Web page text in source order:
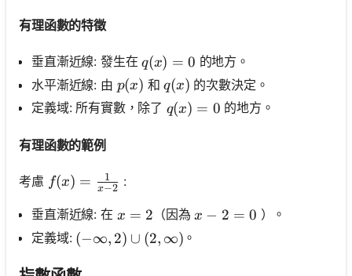
有理函數的特徵
垂直漸近線: 發生在q(x)=0
q(x) = 0 的地方。
水平漸近線: 由 p(x)
p(x) 和q(x)
q(x) 的次數決定。
定義域: 所有實數，除了 q(x)=0
q(x) = 0 的地方。
有理函數的範例
考慮 f(x)=\frac{1}{x-2}
f(x) = x−2
1 :
垂直漸近線: 在 x=2
x = 2 （因為x-2=0
x − 2 = 0 ）。
定義域: (-\infty, 2) \cup(2, \infty)
(−∞, 2) ∪ (2, ∞) 。